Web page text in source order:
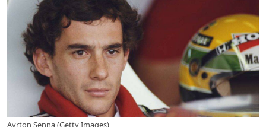
Ayrton Senna (Getty Images)